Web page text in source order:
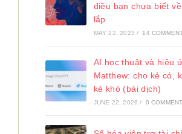
điều bạn chưa biết
lắp
MAY 22, 2023 / 14
AI học thuật và hiệu
Matthew: cho kẻ có,
kẻ khó (bài dịch)
JUNE 22, 2026 / 0